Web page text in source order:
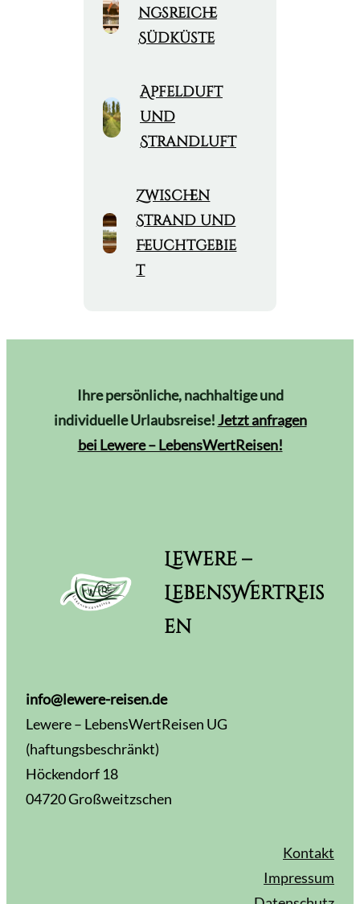
ngsreiche
Südküste
Apfelduft
und
Strandluft
Zwischen
Strand und
Feuchtgebie
t
Ihre persönliche, nachhaltige und
individuelle Urlaubsreise!Jetzt anfragen
bei Lewere – LebensWertReisen!
Lewere –
LebensWertReis
en
info@lewere-reisen.de
Lewere – LebensWertReisen UG
(haftungsbeschränkt)
Höckendorf 18
04720 Großweitzschen
Kontakt
Impressum